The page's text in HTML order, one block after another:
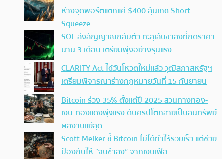
ห่างจุดพอร์ตแตกแค่ $400 ลุ้นเกิด Short
Squeeze
SOL ส่งสัญญาณกลับตัว ทะลุเส้นขาลงที่กดราคา
นาน 3 เดือน เตรียมพุ่งอย่างรุนแรง
CLARITY Act ได้วันโหวตใหม่แล้ว วุฒิสภาสหรัฐฯ
เตรียมพิจารณาร่างกฎหมายวันที่ 15 กันยายน
Bitcoin ร่วง 35% ตั้งแต่ปี 2025 สวนทางทอง-
เงิน-ทองแดงพุ่งแรง ดันคริปโตกลายเป็นสินทรัพย์
ผลงานแย่สุด
Scott Melker ชี้ Bitcoin ไม่ได้ทำให้รวยเร็ว แต่ช่วย
ป้องกันให้ “จนช้าลง” จากเงินเฟ้อ